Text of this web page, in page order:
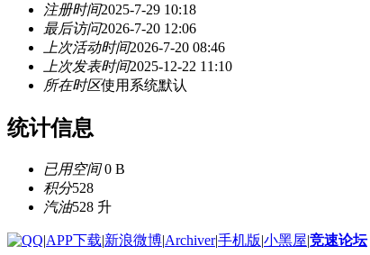
注册时间2025-7-29 10:18
最后访问2026-7-20 12:06
上次活动时间2026-7-20 08:46
上次发表时间2025-12-22 11:10
所在时区使用系统默认
统计信息
已用空间0 B
积分528
汽油528 升
|APP下载|新浪微博|Archiver|手机版|小黑屋|竞速论坛